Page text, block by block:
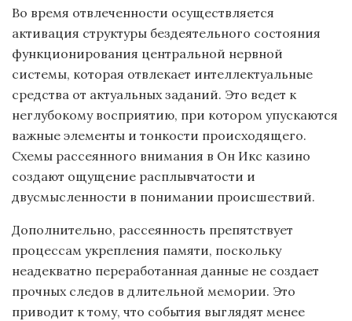
Во время отвлеченности осуществляется
активация структуры бездеятельного состояния
функционирования центральной нервной
системы, которая отвлекает интеллектуальные
средства от актуальных заданий. Это ведет к
неглубокому восприятию, при котором упускаются
важные элементы и тонкости происходящего.
Схемы рассеянного внимания в Он Икс казино
создают ощущение расплывчатости и
двусмысленности в понимании происшествий.
Дополнительно, рассеянность препятствует
процессам укрепления памяти, поскольку
неадекватно переработанная данные не создает
прочных следов в длительной мемории. Это
приводит к тому, что события выглядят менее